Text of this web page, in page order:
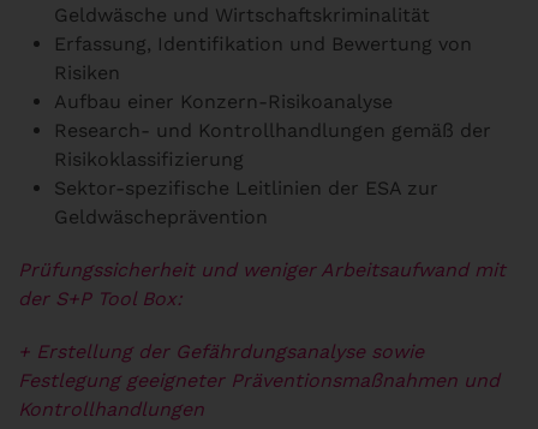
Geldwäsche und Wirtschaftskriminalität
Erfassung, Identifikation und Bewertung von
Risiken
Aufbau einer Konzern-Risikoanalyse
Research- und Kontrollhandlungen gemäß der
Risikoklassifizierung
Sektor-spezifische Leitlinien der ESA zur
Geldwäscheprävention
Prüfungssicherheit und weniger Arbeitsaufwand mit
der S+P Tool Box:
+ Erstellung der Gefährdungsanalyse sowie
Festlegung geeigneter Präventionsmaßnahmen und
Kontrollhandlungen